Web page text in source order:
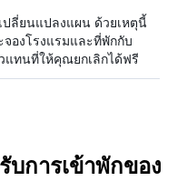
ปลี่ยนแปลงแผน ด้วยเหตุนี้
องโรงแรมและที่พักกับ
แทนที่ให้คุณยกเลิกได้ฟรี
การเข้าพักของ